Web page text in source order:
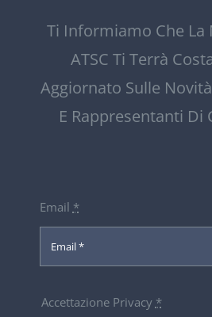
Ti Informiamo Che La
ATSC Ti Terrà
Aggiornato Sulle
E Rappresentanti Di
Email *
Accettazione Privacy *